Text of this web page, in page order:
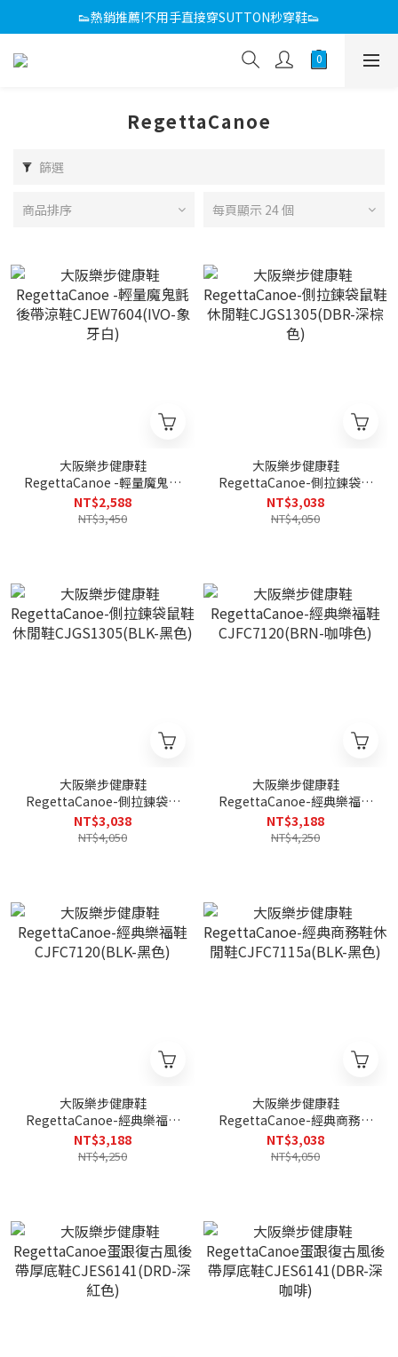
感恩回饋媽咪 滿額折
👟熱銷推薦!不用手直接穿SUTTON秒穿鞋👟
感恩回饋媽咪 滿額折
RegettaCanoe
篩選
商品排序 每頁顯示 24 個
大阪樂步健康鞋
RegettaCanoe -輕量魔鬼氈
後帶涼鞋CJEW7604(IVO-象
牙白)
NT$2,588
NT$3,450
大阪樂步健康鞋
RegettaCanoe-側拉鍊袋鼠
鞋休閒鞋CJGS1305(DBR-深
棕色)
NT$3,038
NT$4,050
大阪樂步健康鞋
RegettaCanoe-側拉鍊袋鼠
鞋休閒鞋CJGS1305(BLK-黑
色)
NT$3,038
NT$4,050
大阪樂步健康鞋
RegettaCanoe-經典樂福鞋
CJFC7120(BRN-咖啡色)
NT$3,188
NT$4,250
大阪樂步健康鞋
RegettaCanoe-經典樂福鞋
CJFC7120(BLK-黑色)
NT$3,188
NT$4,250
大阪樂步健康鞋
RegettaCanoe-經典商務鞋
休閒鞋CJFC7115a(BLK-黑
色)
NT$3,038
NT$4,050